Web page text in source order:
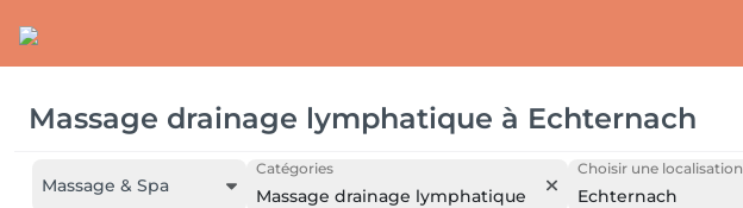
Massage drainage lymphatique à Echternach
Massage & Spa
Catégories
Massage drainage lymphatique
Choisir une localisation
Echternach